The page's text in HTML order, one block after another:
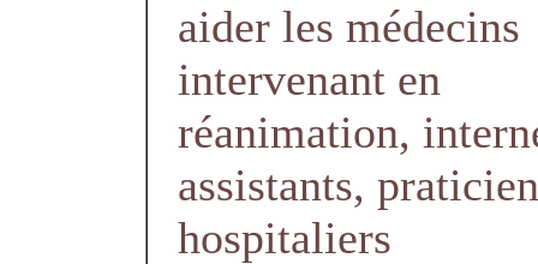
aider les médecins
intervenant en
réanimation,
assistants,
hospitaliers